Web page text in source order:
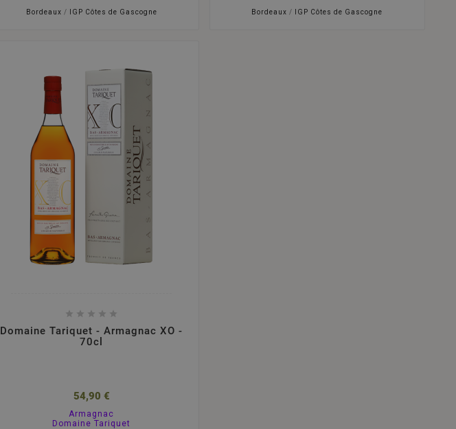
Bordeaux / IGP Côtes de Gascogne Bordeaux / IGP Côtes de Gascogne
    
Domaine Tariquet - Armagnac XO -
70cl
54,90 €
Armagnac
Domaine Tariquet